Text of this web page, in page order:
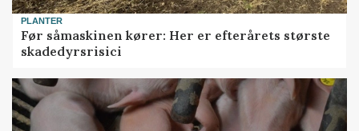
PLANTER
Før såmaskinen kører: Her er efterårets største
skadedyrsrisici